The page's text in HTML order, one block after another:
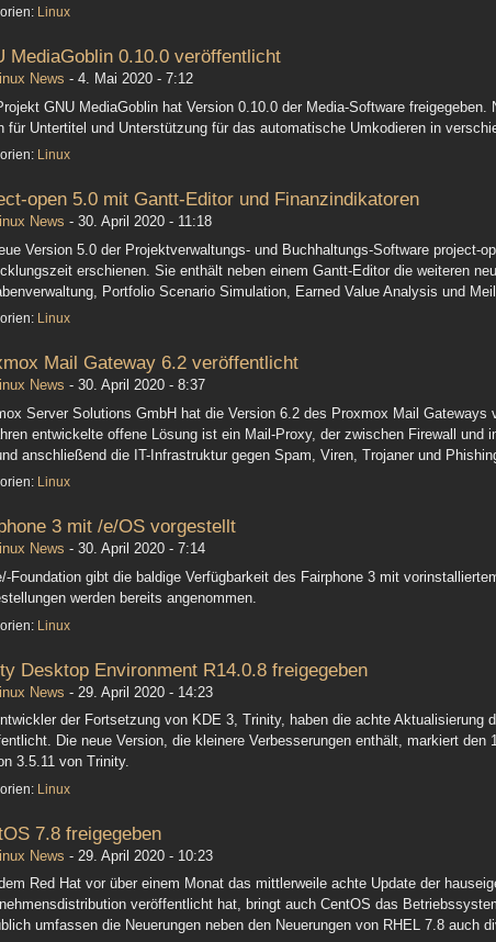
Linux
MediaGoblin 0.10.0 veröffentlicht
News - 4. Mai 2020 - 7:12
GNU MediaGoblin hat Version 0.10.0 der Media-Software freigegeben.
für Untertitel und Unterstützung für das automatische Umkodieren in
Linux
open 5.0 mit Gantt-Editor und Finanzindikatoren
News - 30. April 2020 - 11:18
Version 5.0 der Projektverwaltungs- und Buchhaltungs-Software project-
erschienen. Sie enthält neben einem Gantt-Editor die weiteren
Portfolio Scenario Simulation, Earned Value Analysis und
Linux
Mail Gateway 6.2 veröffentlicht
News - 30. April 2020 - 8:37
Server Solutions GmbH hat die Version 6.2 des Proxmox Mail Gateways
entwickelte offene Lösung ist ein Mail-Proxy, der zwischen Firewall und
anschließend die IT-Infrastruktur gegen Spam, Viren, Trojaner und
Linux
3 mit /e/OS vorgestellt
News - 30. April 2020 - 7:14
Foundation gibt die baldige Verfügbarkeit des Fairphone 3 mit
werden bereits angenommen.
Linux
Desktop Environment R14.0.8 freigegeben
News - 29. April 2020 - 14:23
der Fortsetzung von KDE 3, Trinity, haben die achte Aktualisierung
Die neue Version, die kleinere Verbesserungen enthält, markiert den
3.5.11 von Trinity.
Linux
7.8 freigegeben
News - 29. April 2020 - 10:23
Red Hat vor über einem Monat das mittlerweile achte Update der
veröffentlicht hat, bringt auch CentOS das
umfassen die Neuerungen neben den Neuerungen von RHEL 7.8 auch